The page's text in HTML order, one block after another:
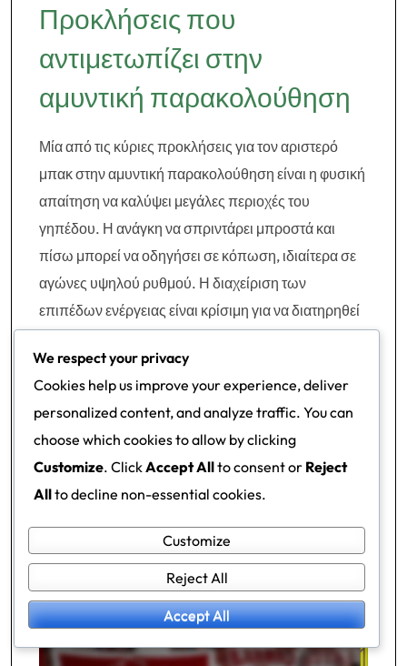
Προκλήσεις που
αντιμετωπίζει στην
αμυντική παρακολούθηση
Μία από τις κύριες προκλήσεις για τον αριστερό
μπακ στην αμυντική παρακολούθηση είναι η φυσική
απαίτηση να καλύψει μεγάλες περιοχές του
γηπέδου. Η ανάγκη να σπριντάρει μπροστά και
πίσω μπορεί να οδηγήσει σε κόπωση, ιδιαίτερα σε
αγώνες υψηλού ρυθμού. Η διαχείριση των
επιπέδων ενέργειας είναι κρίσιμη για να διατηρηθεί
αγώνα.
Επιπλέον, ο αριστερός μπακ συχνά αντιμετωπίζει
ικανούς αντιπάλους που μπορούν να
εκμεταλλευτούν οποιαδήποτε στιγμή δισταγμού.
Αυτό απαιτεί συνεχόμενη επαγρύπνηση και
προσαρμοστικότητα, καθώς ο μπακ πρέπει να είναι
έτοιμος να προσαρμόσει τη θέση του με βάση τις
κινήσεις του αντιπάλου. Η αποτυχία να το κάνει αυτό
μπορεί να έχει ως αποτέλεσμα κενά που μπορούν
να εκμεταλλευτούν οι επιτιθέμενοι.
We respect your privacy
Cookies help us improve your experience, deliver
personalized content, and analyze traffic. You can
choose which cookies to allow by clicking
Customize. ClickAccept Allto consent or Reject
Allto decline non-essential cookies.
Customize
Reject All
Accept All